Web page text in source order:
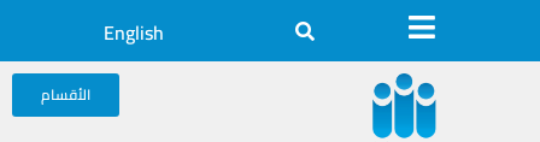
English
الأقسام